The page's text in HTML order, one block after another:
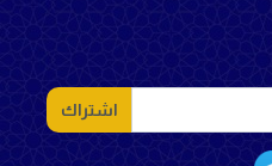
اشتراك